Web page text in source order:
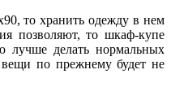
то хранить одежду в нем
позволяют, то шкаф-купе
лучше делать нормальных
по прежнему будет не